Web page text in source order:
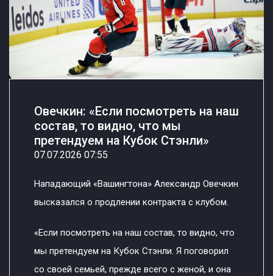
Овечкин: «Если посмотреть на наш
состав, то видно, что мы
претендуем на Кубок Стэнли»
07.07.2026 07:55
Нападающий «Вашингтона» Александр Овечкин
высказался о продлении контракта с клубом.
«Если посмотреть на наш состав, то видно, что
мы претендуем на Кубок Стэнли. Я поговорил
со своей семьей, прежде всего с женой, и она